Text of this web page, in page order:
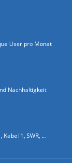
User pro Monat
Nachhaltigkeit
1, SWR, ...